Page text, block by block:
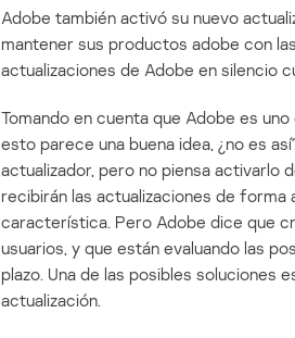
Adobe también activó su nuevo
mantener sus productos adobe con
actualizaciones de Adobe en silencio
Tomando en cuenta que Adobe es
esto parece una buena idea, ¿no es
actualizador, pero no piensa activarlo
recibirán las actualizaciones de
característica. Pero Adobe dice que
usuarios, y que están evaluando las
plazo. Una de las posibles soluciones
actualización.